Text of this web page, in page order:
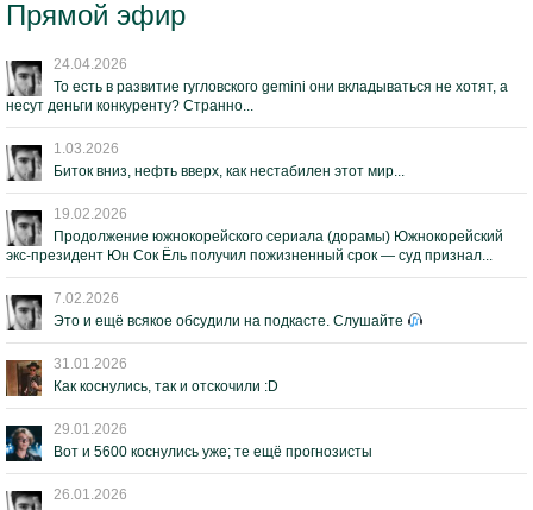
Прямой эфир
24.04.2026
То есть в развитие гугловского gemini они вкладываться не хотят, а
несут деньги конкуренту? Странно...
1.03.2026
Биток вниз, нефть вверх, как нестабилен этот мир...
19.02.2026
Продолжение южнокорейского сериала (дорамы) Южнокорейский
экс-президент Юн Сок Ёль получил пожизненный срок — суд признал...
7.02.2026
Это и ещё всякое обсудили на подкасте. Слушайте
31.01.2026
Как коснулись, так и отскочили :D
29.01.2026
Вот и 5600 коснулись уже; те ещё прогнозисты
26.01.2026